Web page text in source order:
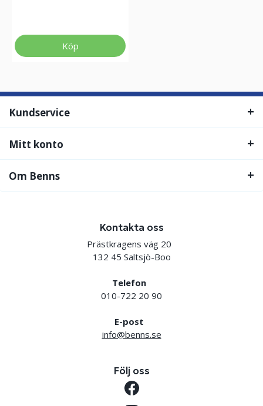
Köp
Kundservice
Mitt konto
Om Benns
Kontakta oss
Prästkragens väg 20
132 45 Saltsjö-Boo
Telefon
010-722 20 90
E-post
info@benns.se
Följ oss